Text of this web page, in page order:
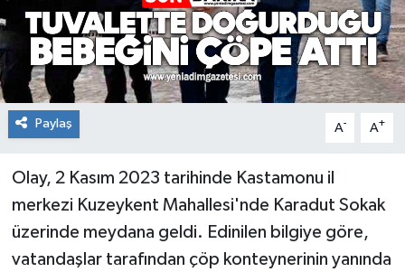
Paylaş A- A+
Olay, 2 Kasım 2023 tarihinde Kastamonu il
merkezi Kuzeykent Mahallesi'nde Karadut Sokak
üzerinde meydana geldi. Edinilen bilgiye göre,
vatandaşlar tarafından çöp konteynerinin yanında